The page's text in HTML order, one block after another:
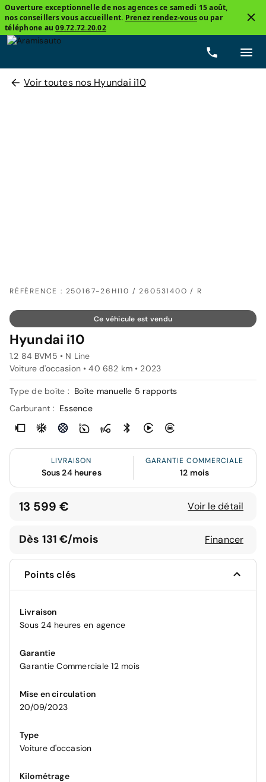
Ouverture exceptionnelle de nos agences ce samedi 15 août,
nos conseillers vous accueillent. Prenez rendez-vousou par
téléphone au09.72.72.20.02
Voir toutes nos Hyundai i10
RÉFÉRENCE : 250167-26HI10 / 26053140O / R
Ce véhicule est vendu
Hyundai i10
1.2 84 BVM5 • N Line
Voiture d'occasion • 40 682 km • 2023
Type de boîte : Boîte manuelle 5 rapports
Carburant : Essence
LIVRAISON
Sous 24 heures
GARANTIE COMMERCIALE
12 mois
13 599 € Voir le détail
Dès 131 €/mois Financer
Points clés
Livraison
Sous 24 heures en agence
Garantie
Garantie Commerciale 12 mois
Mise en circulation
20/09/2023
Type
Voiture d'occasion
Kilométrage